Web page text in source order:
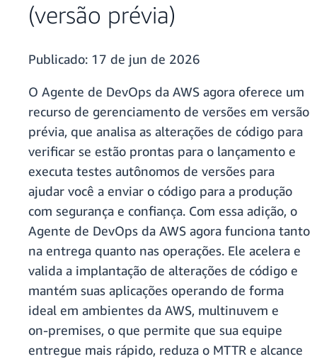
(versão prévia)
Publicado: 17 de jun de 2026
O Agente de DevOps da AWS agora oferece um
recurso de gerenciamento de versões em versão
prévia, que analisa as alterações de código para
verificar se estão prontas para o lançamento e
executa testes autônomos de versões para
ajudar você a enviar o código para a produção
com segurança e confiança. Com essa adição, o
Agente de DevOps da AWS agora funciona tanto
na entrega quanto nas operações. Ele acelera e
valida a implantação de alterações de código e
mantém suas aplicações operando de forma
ideal em ambientes da AWS, multinuvem e
on‑premises, o que permite que sua equipe
entregue mais rápido, reduza o MTTR e alcance